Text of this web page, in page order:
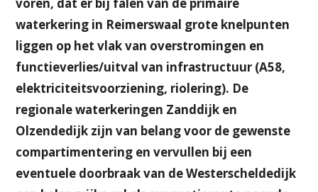
voren, dat er bij falen van de primaire
waterkering in Reimerswaal grote knelpunten
liggen op het vlak van overstromingen en
functieverlies/uitval van infrastructuur (A58,
elektriciteitsvoorziening, riolering). De
regionale waterkeringen Zanddijk en
Olzendedijk zijn van belang voor de gewenste
compartimentering en vervullen bij een
eventuele doorbraak van de Westerscheldedijk